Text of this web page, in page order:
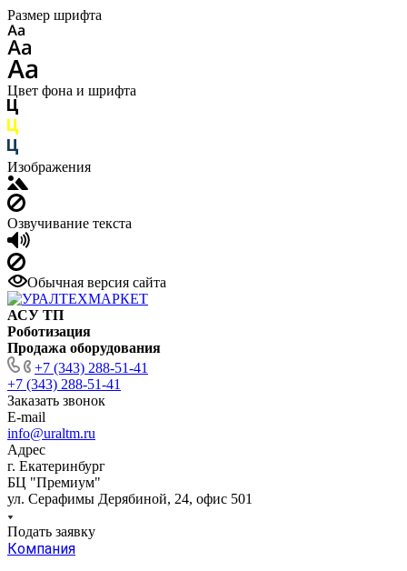
Размер шрифта
Цвет фона и шрифта
Изображения
Озвучивание текста
Обычная версия сайта
АСУ ТП
Роботизация
Продажа оборудования
+7 (343) 288-51-41
+7 (343) 288-51-41
Заказать звонок
E-mail
info@uraltm.ru
Адрес
г. Екатеринбург
БЦ "Премиум"
ул. Серафимы Дерябиной, 24, офис 501
Подать заявку
Компания